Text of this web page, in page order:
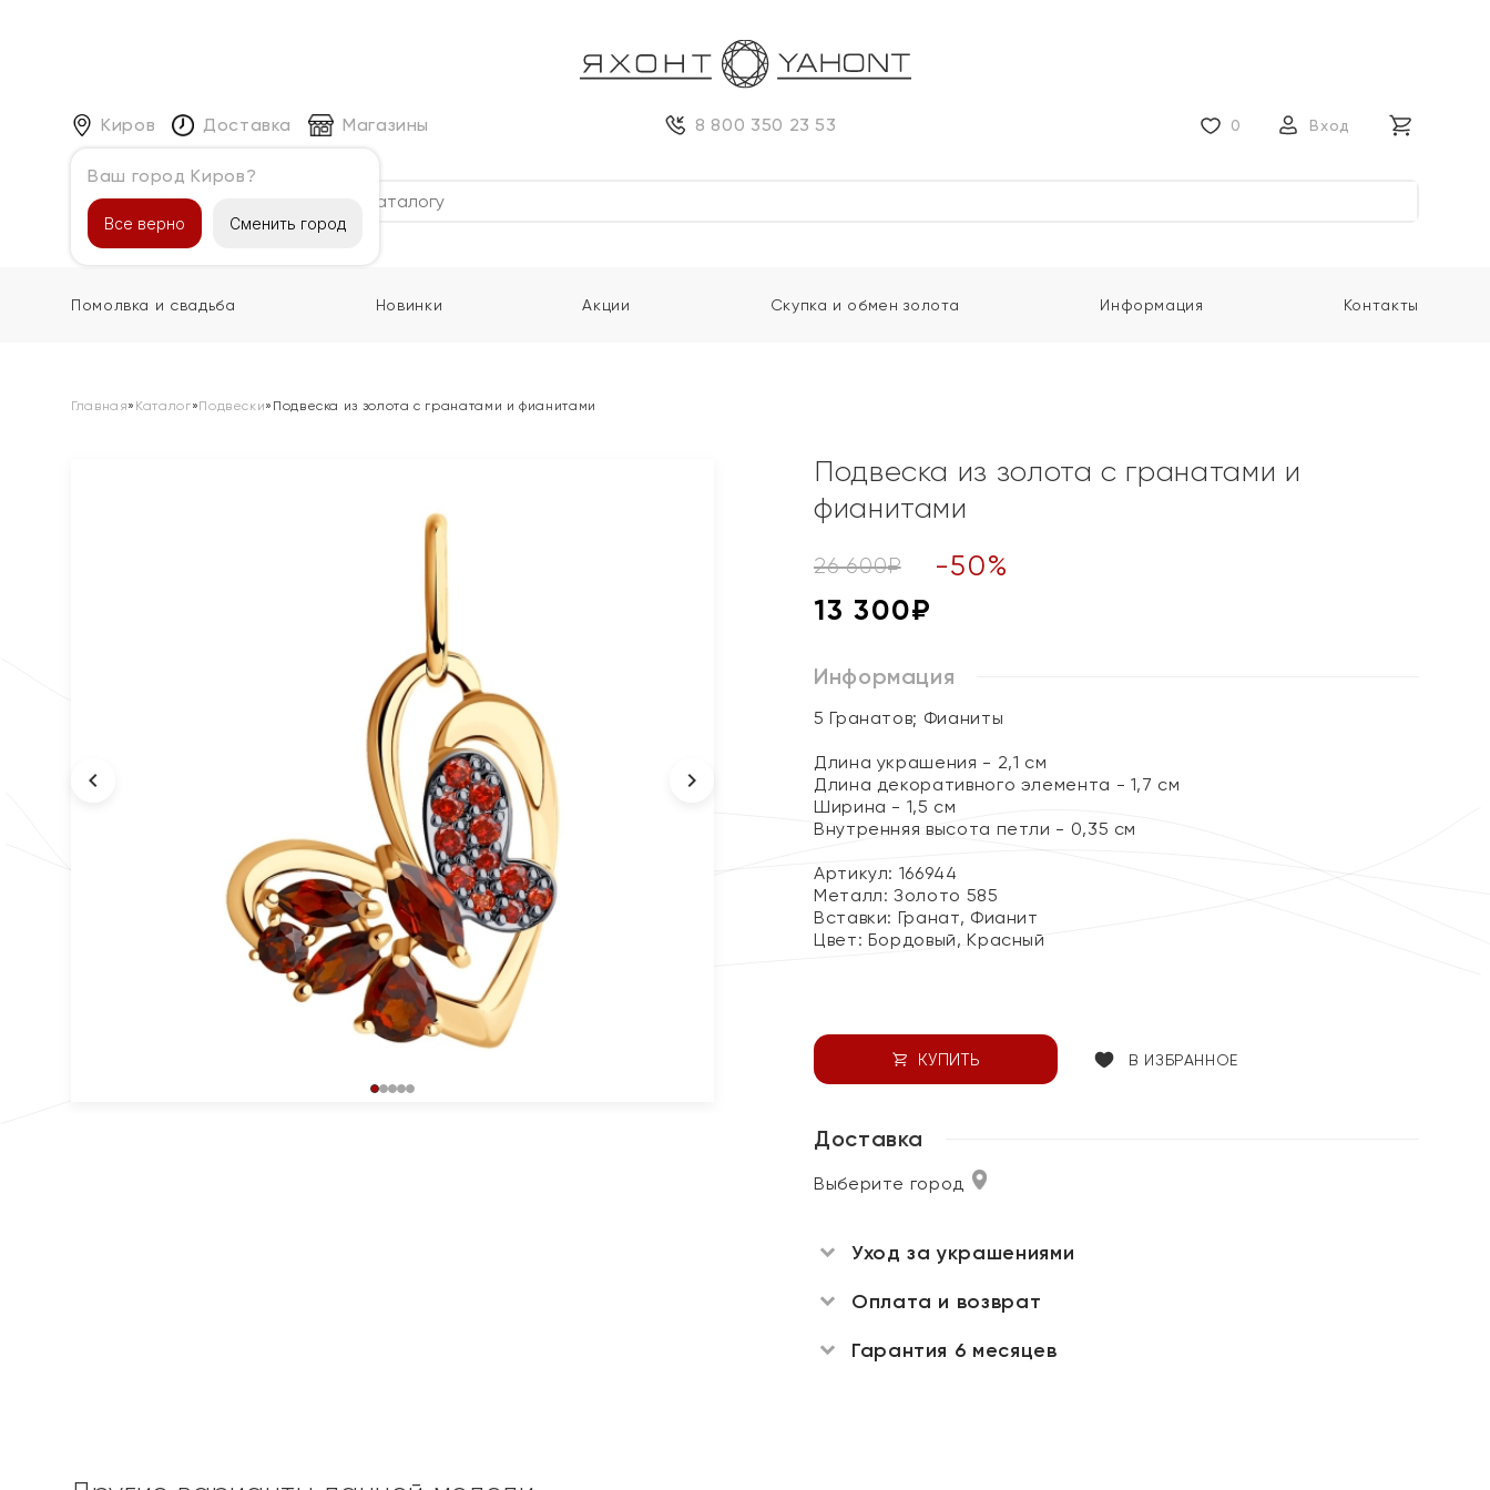
Киров
Ваш город Киров?
Все верно Сменить город
Доставка Магазины 8 800 350 23 53 0 Вход
Каталог
Помолвка и свадьба Новинки Акции Скупка и обмен золота Информация Контакты
Главная» Каталог»Подвески» Подвеска из золота с гранатами и фианитами
Подвеска из золота с гранатами и
фианитами
26 600₽ -50%
13 300₽
Информация
5 Гранатов; Фианиты
Длина украшения - 2,1 см
Длина декоративного элемента - 1,7 см
Ширина - 1,5 см
Внутренняя высота петли - 0,35 см
Артикул: 166944
Металл:Золото 585
Вставки: Гранат, Фианит
Цвет: Бордовый, Красный
КУПИТЬ В ИЗБРАННОЕ
Доставка
Выберите город
Уход за украшениями
Оплата и возврат
Гарантия 6 месяцев